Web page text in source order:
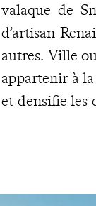
valaque de
d’artisan
autres. Ville
appartenir à
et densifie les
cours de